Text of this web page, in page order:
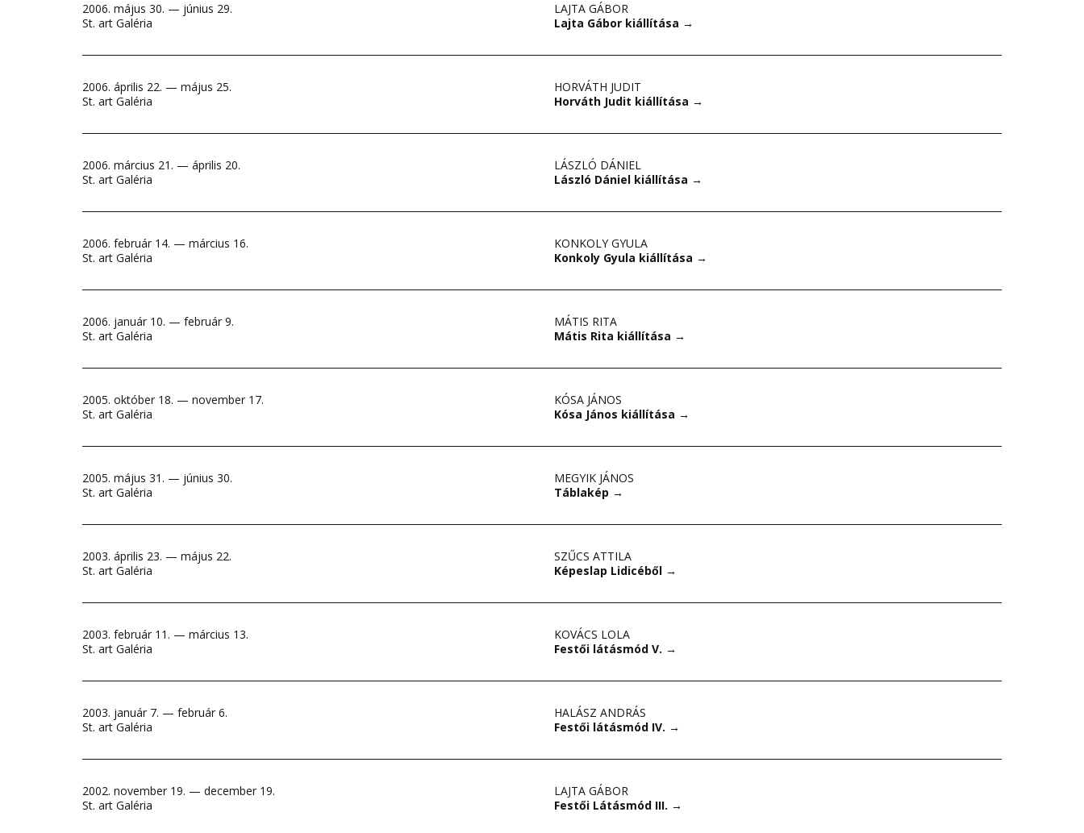
2006. május 30. — június 29.
St. art Galéria
LAJTA GÁBOR
Lajta Gábor kiállítása →
2006. április 22. — május 25.
St. art Galéria
HORVÁTH JUDIT
Horváth Judit kiállítása →
2006. március 21. — április 20.
St. art Galéria
LÁSZLÓ DÁNIEL
László Dániel kiállítása →
2006. február 14. — március 16.
St. art Galéria
KONKOLY GYULA
Konkoly Gyula kiállítása →
2006. január 10. — február 9.
St. art Galéria
MÁTIS RITA
Mátis Rita kiállítása →
2005. október 18. — november 17.
St. art Galéria
KÓSA JÁNOS
Kósa János kiállítása →
2005. május 31. — június 30.
St. art Galéria
MEGYIK JÁNOS
Táblakép →
2003. április 23. — május 22.
St. art Galéria
SZŰCS ATTILA
Képeslap Lidicéből →
2003. február 11. — március 13.
St. art Galéria
KOVÁCS LOLA
Festői látásmód V. →
2003. január 7. — február 6.
St. art Galéria
HALÁSZ ANDRÁS
Festői látásmód IV. →
2002. november 19. — december 19.
St. art Galéria
LAJTA GÁBOR
Festői Látásmód III. →